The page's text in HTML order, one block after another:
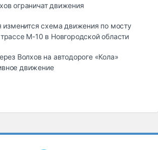
ограничат движения
изменится схема движения по мосту
М-10 в Новгородской области
Волхов на автодороге «Кола»
движение